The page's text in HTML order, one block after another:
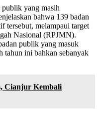
yang masih
bahwa 139 badan
tersebut, melampaui target
Nasional (RPJMN).
publik yang masuk
ini bahkan sebanyak
Cianjur Kembali